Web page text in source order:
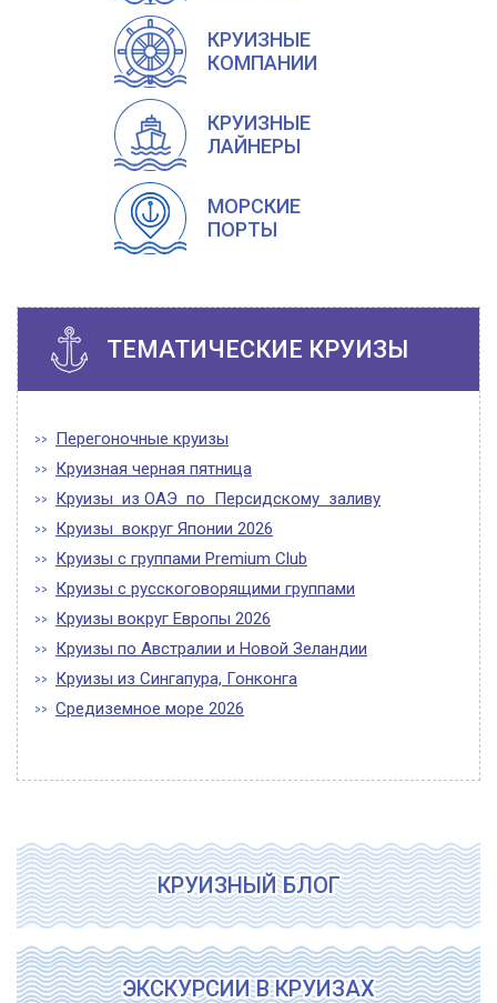
КРУИЗНЫЕ
КОМПАНИИ
КРУИЗНЫЕ
ЛАЙНЕРЫ
МОРСКИЕ
ПОРТЫ
ТЕМАТИЧЕСКИЕ КРУИЗЫ
Перегоночные круизы
Круизная черная пятница
Круизы из ОАЭ по Персидскому заливу
Круизы вокруг Японии 2026
Круизы с группами Premium Club
Круизы с русскоговорящими группами
Круизы вокруг Европы 2026
Круизы по Австралии и Новой Зеландии
Круизы из Сингапура, Гонконга
Средиземное море 2026
КРУИЗНЫЙ БЛОГ
ЭКСКУРСИИ В КРУИЗАХ